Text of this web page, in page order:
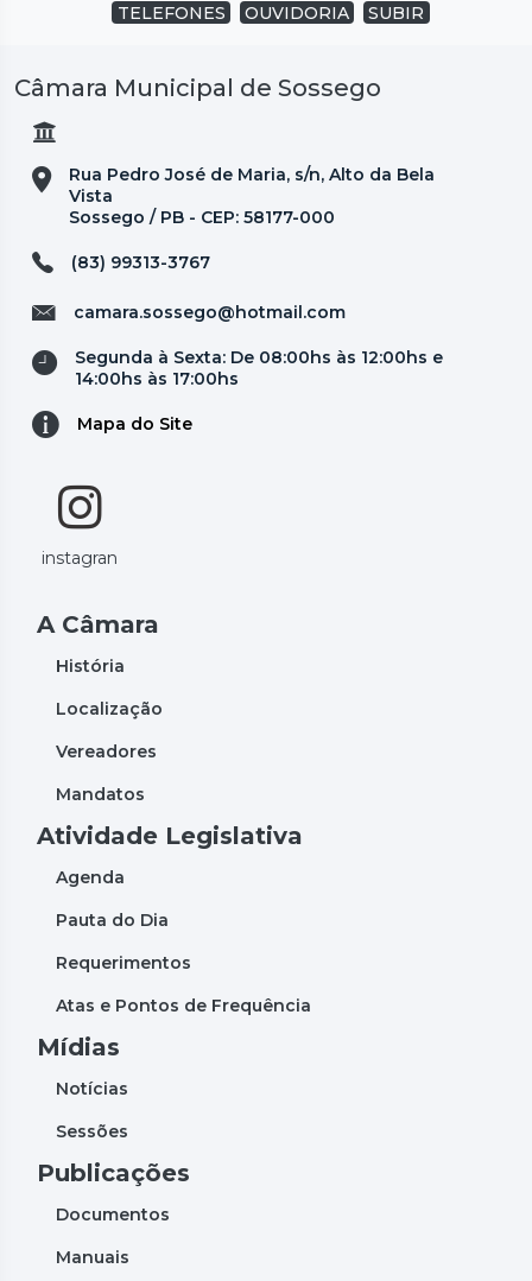
TELEFONES
OUVIDORIA SUBIR
Câmara Municipal de Sossego
Rua Pedro José de Maria, s/n, Alto da Bela
Vista
Sossego / PB - CEP: 58177-000
(83) 99313-3767
camara.sossego@hotmail.com
Segunda à Sexta: De 08:00hs às 12:00hs e
14:00hs às 17:00hs
Mapa do Site
instagran
A Câmara
História
Localização
Vereadores
Mandatos
Atividade Legislativa
Agenda
Pauta do Dia
Requerimentos
Atas e Pontos de Frequência
Mídias
Notícias
Sessões
Publicações
Documentos
Manuais